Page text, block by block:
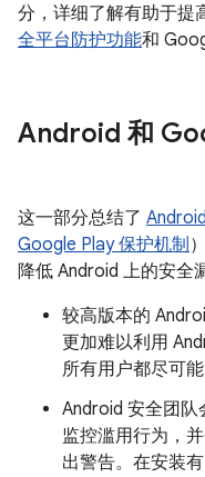
分，详细了解有助于提
全平台防护功能和
Android 和
这一部分总结了
Google Play 保护机制
降低 Android 上的安全
较高版本的
更加难以利用
所有用户都尽可
Android 安全团队
监控滥用行为，
出警告。在安装有